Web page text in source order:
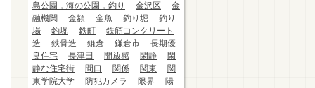
島公園，海の公園，釣り
金沢区
金
融機関
金額 金魚 釣り堀
釣り
場
釣堀 鉄町
鉄筋コンクリート
造
鉄骨造 鎌倉 鎌倉市
長期優
良住宅
長津田 開放感 閑静
閑
静な住宅街
間口 関係 関東
関
東学院大学
防犯カメラ 限界
陽